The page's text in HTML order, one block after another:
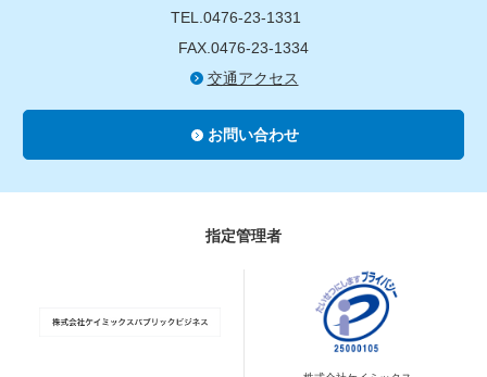
TEL.0476-23-1331
FAX.0476-23-1334
交通アクセス
お問い合わせ
指定管理者